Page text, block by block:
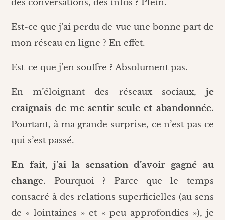
des conversations, des infos ? Plein.
Est-ce que j’ai perdu de vue une bonne part de
mon réseau en ligne ? En effet.
Est-ce que j’en souffre ? Absolument pas.
En m’éloignant des réseaux sociaux, je
craignais de me sentir seule et abandonnée.
Pourtant, à ma grande surprise, ce n’est pas ce
qui s’est passé.
En fait, j’ai la sensation d’avoir gagné au
change. Pourquoi ? Parce que le temps
consacré à des relations superficielles (au sens
de « lointaines » et « peu approfondies »), je